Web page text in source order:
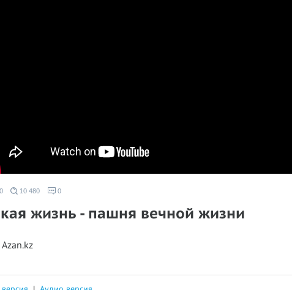
10 480 0
жизнь - пашня вечной жизни
Azan.kz